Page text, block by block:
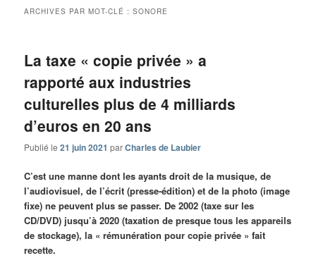
ARCHIVES PAR MOT-CLÉ :SONORE
La taxe « copie privée » a
rapporté aux industries
culturelles plus de 4 milliards
d’euros en 20 ans
Publié le21 juin 2021 parCharles de Laubier
C’est une manne dont les ayants droit de la musique, de
l’audiovisuel, de l’écrit (presse-édition) et de la photo (image
fixe) ne peuvent plus se passer. De 2002 (taxe sur les
CD/DVD) jusqu’à 2020 (taxation de presque tous les appareils
de stockage), la « rémunération pour copie privée » fait
recette.